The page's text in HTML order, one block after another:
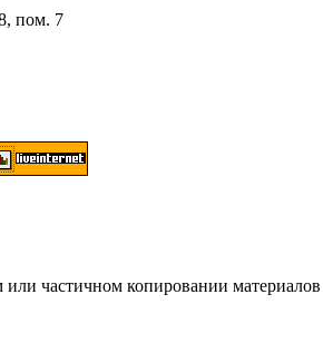
пом. 7
копировании материалов